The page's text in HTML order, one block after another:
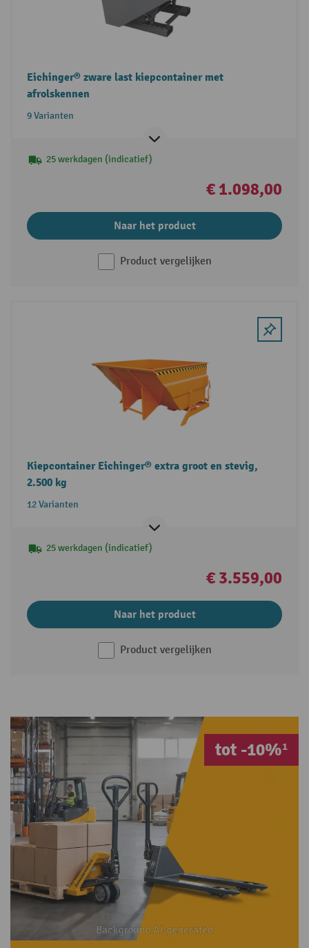
Eichinger® zware last kiepcontainer met
afrolskennen
9 Varianten
25 werkdagen (indicatief)
€ 1.098,00
Naar het product
Product vergelijken
Kiepcontainer Eichinger® extra groot en stevig,
2.500 kg
12 Varianten
25 werkdagen (indicatief)
€ 3.559,00
Naar het product
Product vergelijken
tot -10%¹